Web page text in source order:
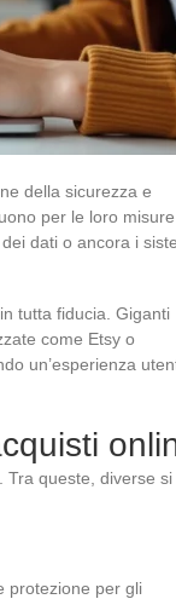
della sicurezza e
per le loro
dati o ancora i
tutta fiducia. Giganti
come Etsy o
un’esperienza
Tra queste, diverse si
protezione per gli